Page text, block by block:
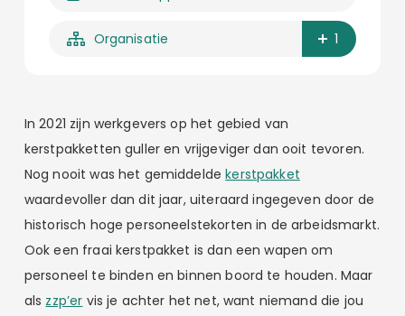
Organisatie 1
In 2021 zijn werkgevers op het gebied van
kerstpakketten guller en vrijgeviger dan ooit tevoren.
Nog nooit was het gemiddeldekerstpakket
waardevoller dan dit jaar, uiteraard ingegeven door de
historisch hoge personeelstekorten in de arbeidsmarkt.
Ook een fraai kerstpakket is dan een wapen om
personeel te binden en binnen boord te houden. Maar
als zzp’er vis je achter het net, want niemand die jou